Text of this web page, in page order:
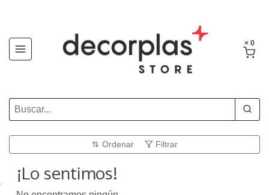
× 0
Ordenar Filtrar
¡Lo sentimos!